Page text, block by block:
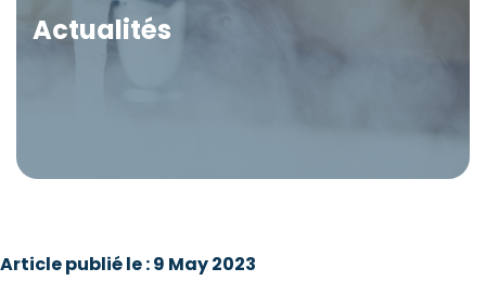
Actualités
Article publié le : 9 May 2023